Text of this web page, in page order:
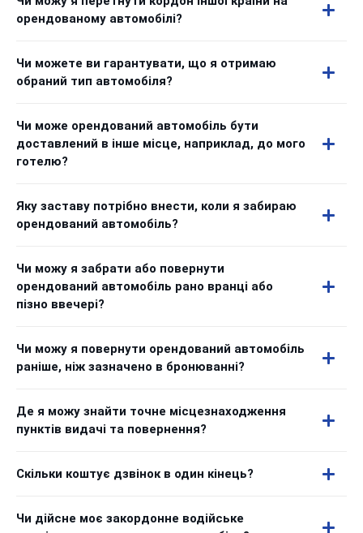
орендованому автомобілі?
Чи можете ви гарантувати, що я отримаю
обраний тип автомобіля?
Чи може орендований автомобіль бути
доставлений в інше місце, наприклад, до мого
готелю?
Яку заставу потрібно внести, коли я забираю
орендований автомобіль?
Чи можу я забрати або повернути
орендований автомобіль рано вранці або
пізно ввечері?
Чи можу я повернути орендований автомобіль
раніше, ніж зазначено в бронюванні?
Де я можу знайти точне місцезнаходження
пунктів видачі та повернення?
Скільки коштує дзвінок в один кінець?
Чи дійсне моє закордонне водійське